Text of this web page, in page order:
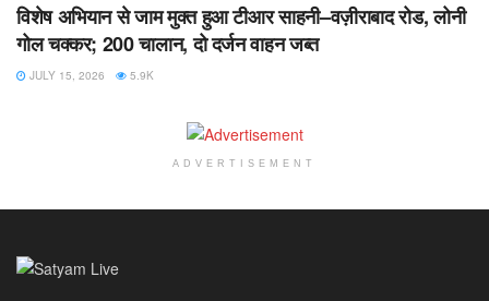
विशेष अभियान से जाम मुक्त हुआ टीआर साहनी–वज़ीराबाद रोड, लोनी
गोल चक्कर; 200 चालान, दो दर्जन वाहन जब्त
JULY 15, 2026 5.9K
ADVERTISEMENT